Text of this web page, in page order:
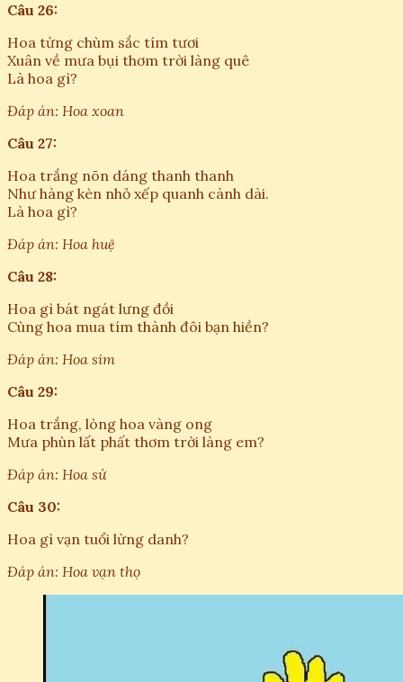
Câu 26:
Hoa từng chùm sắc tím tươi
Xuân về mưa bụi thơm trời làng quê
Là hoa gì?
Đáp án: Hoa xoan
Câu 27:
Hoa trắng nõn dáng thanh thanh
Như hàng kèn nhỏ xếp quanh cành dài.
Là hoa gì?
Đáp án: Hoa huệ
Câu 28:
Hoa gì bát ngát lưng đồi
Cùng hoa mua tím thành đôi bạn hiền?
Đáp án: Hoa sim
Câu 29:
Hoa trắng, lòng hoa vàng ong
Mưa phùn lất phất thơm trời làng em?
Đáp án: Hoa sứ
Câu 30:
Hoa gì vạn tuổi lừng danh?
Đáp án: Hoa vạn thọ